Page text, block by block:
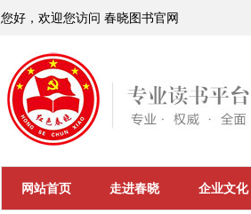
您好，欢迎您访问 春晓图书官网
网站首页 走进春晓 企业文化